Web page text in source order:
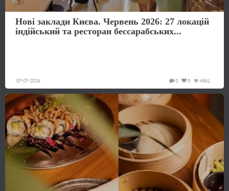
Нові заклади Києва. Червень 2026: 27 локацій
індійський та ресторан бессарабських...
07-07-2026 4861
0
0